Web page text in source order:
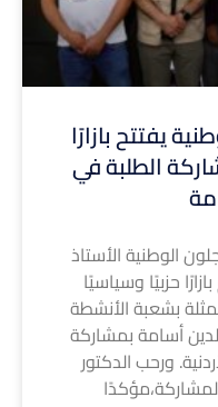
يفتتح بازارًا
الطلبة في
الوطنية الأستاذ
حزبيًا وسياسيًا
بشعبة الأنشطة
أسامة بمشاركة
ورحب الدكتور